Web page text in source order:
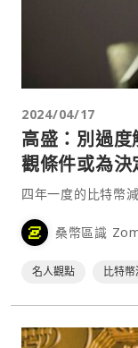
2024/04/17
高盛：別過
觀條件或為決
四年一度的比特幣
桑幣區識
名人觀點 比特